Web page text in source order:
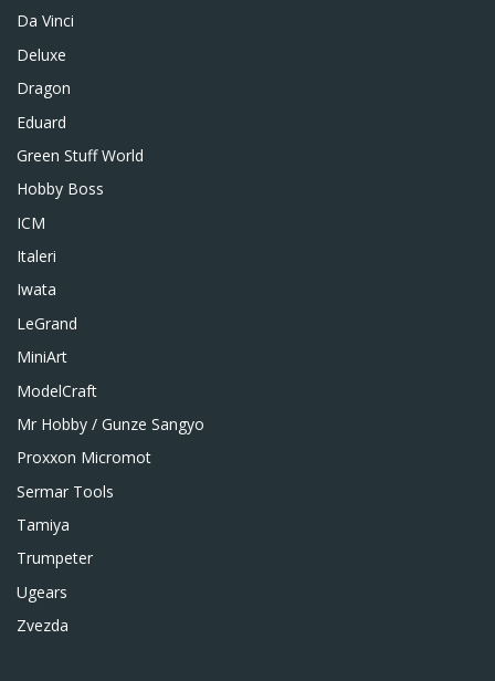
Da Vinci
Deluxe
Dragon
Eduard
Green Stuff World
Hobby Boss
ICM
Italeri
Iwata
LeGrand
MiniArt
ModelCraft
Mr Hobby / Gunze Sangyo
Proxxon Micromot
Sermar Tools
Tamiya
Trumpeter
Ugears
Zvezda